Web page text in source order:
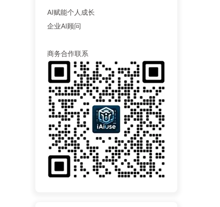
AI赋能个人成长
企业AI顾问
商务合作联系